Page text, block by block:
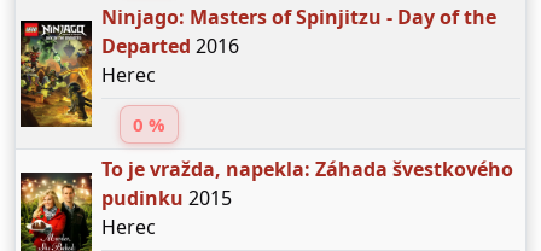
Ninjago: Masters of Spinjitzu - Day of the
Departed 2016
Herec
0 %
To je vražda, napekla: Záhada švestkového
pudinku 2015
Herec